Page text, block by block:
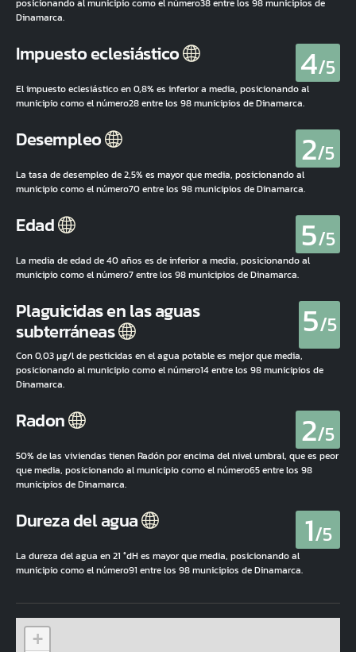
posicionando al municipio como el número38 entre los 98 municipios de
Dinamarca.
Impuesto eclesiástico 4/5
El impuesto eclesiástico en 0,8% es inferior a media, posicionando al
municipio como el número28 entre los 98 municipios de Dinamarca.
Desempleo 2/5
La tasa de desempleo de 2,5% es mayor que media, posicionando al
municipio como el número70 entre los 98 municipios de Dinamarca.
Edad 5/5
La media de edad de 40 años es de inferior a media, posicionando al
municipio como el número7 entre los 98 municipios de Dinamarca.
Plaguicidas en las aguas
subterráneas 5/5
Con 0,03 µg/l de pesticidas en el agua potable es mejor que media,
posicionando al municipio como el número14 entre los 98 municipios de
Dinamarca.
Radon 2/5
50% de las viviendas tienen Radón por encima del nivel umbral, que es peor
que media, posicionando al municipio como el número65 entre los 98
municipios de Dinamarca.
Dureza del agua 1/5
La dureza del agua en 21 °dH es mayor que media, posicionando al
municipio como el número91 entre los 98 municipios de Dinamarca.
+